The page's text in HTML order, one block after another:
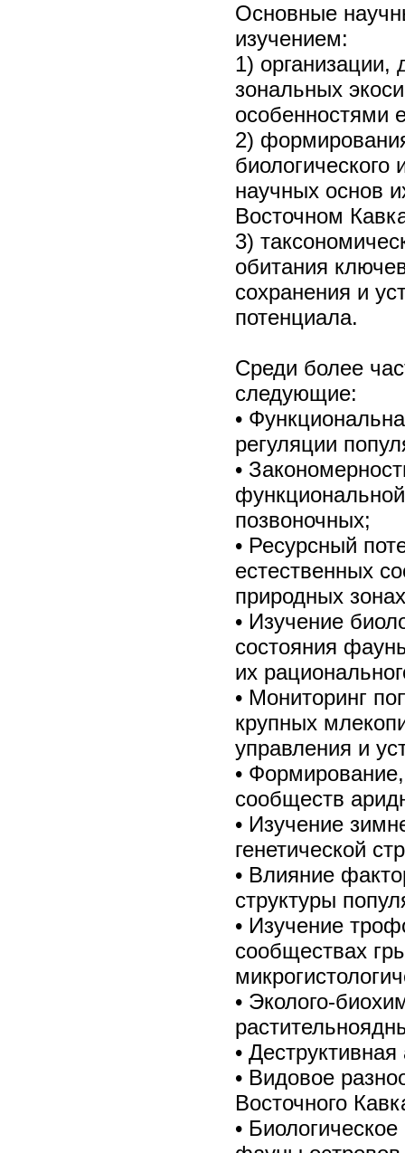
Основные
изучением:
1) организации,
зональных
особенностями
2)
научных основ
Восточном
3)
обитания
сохранения и
потенциала.
Среди более
следующие:
•
регуляции
•
позвоночных;
• Ресурсный
естественных
природных
• Изучение
состояния
их
• Мониторинг
крупных
управления и
•
сообществ
• Изучение
генетической
• Влияние
структуры
• Изучение
сообществах
• Эколого-
•
• Видовое
Восточного
•